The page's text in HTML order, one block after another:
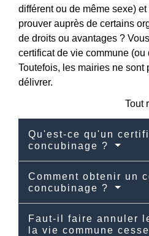
différent ou de même sexe)
prouver auprès de certains
de droits ou avantages ?
certificat de vie commune (ou
Toutefois, les mairies ne sont
délivrer.
Tout
Qu'est-ce qu'un
concubinage ?
Comment obtenir un
concubinage ?
Faut-il faire annuler
la vie commune